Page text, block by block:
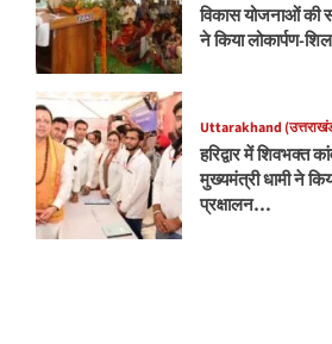
विकास योजनाओं की
ने किया लोकार्पण-
Uttarakhand
हरिद्वार में शिवभक्त
मुख्यमंत्री धामी ने
प्रक्षालन…